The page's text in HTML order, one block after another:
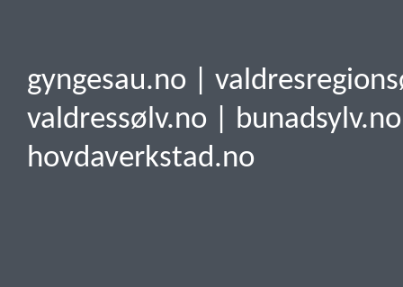
gyngesau.no
valdressølv.no
bunadsylv.no
hovdaverkstad.no